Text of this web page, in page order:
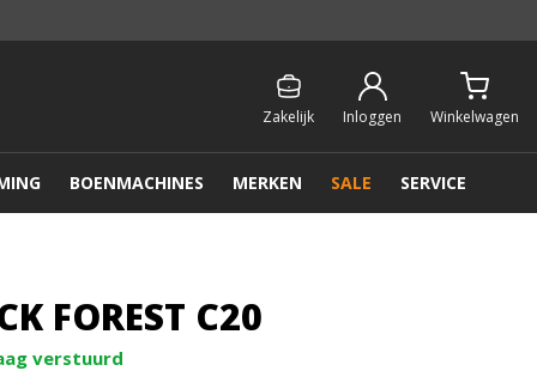
Zakelijk Inloggen Winkelwagen
BOENMACHINES MERKEN SALE SERVICE
FOREST C20
verstuurd